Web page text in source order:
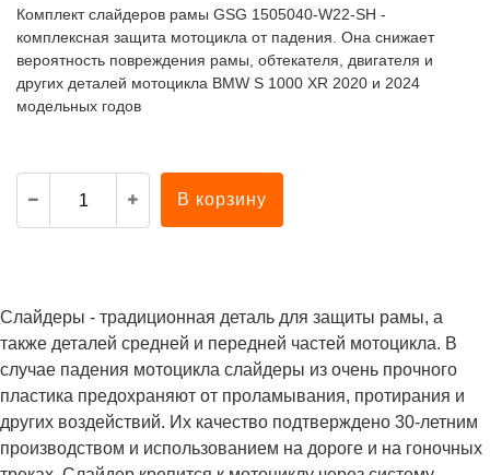
Комплект слайдеров рамы GSG 1505040-W22-SH -
комплексная защита мотоцикла от падения. Она снижает
вероятность повреждения рамы, обтекателя, двигателя и
других деталей мотоцикла BMW S 1000 XR 2020 и 2024
модельных годов
В корзину
Слайдеры - традиционная деталь для защиты рамы, а
также деталей средней и передней частей мотоцикла. В
случае падения мотоцикла слайдеры из очень прочного
пластика предохраняют от проламывания, протирания и
других воздействий. Их качество подтверждено 30-летним
производством и использованием на дороге и на гоночных